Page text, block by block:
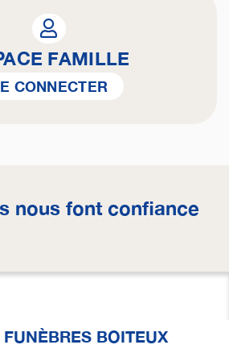
FAMILLE
CONNECTER
nous font confiance
BOITEUX